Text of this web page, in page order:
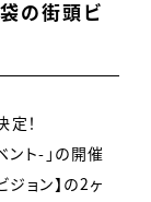
の街頭ビ
！
ト-」の開催
ョン】の2ヶ